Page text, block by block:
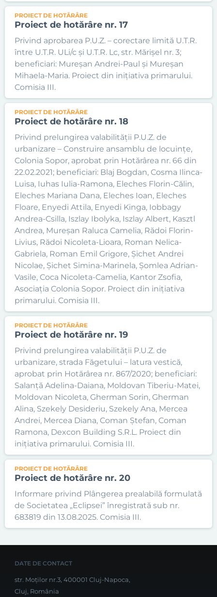
PROIECT DE HOTĂRÂRE
Proiect de hotărâre nr. 17
Privind aprobarea P.U.Z. – corectare limită U.T.R.
între U.T.R. ULi/c și U.T.R. Lc, str. Mărișel nr. 3;
beneficiari: Mureșan Andrei-Paul și Mureșan
Mihaela-Maria. Proiect din inițiativa primarului.
Comisia III.
PROIECT DE HOTĂRÂRE
Proiect de hotărâre nr. 18
Privind prelungirea valabilității P.U.Z. de
urbanizare – Construire ansamblu de locuințe,
Colonia Sopor, aprobat prin Hotărârea nr. 66 din
22.02.2021; beneficiari: Blaj Bogdan, Cosma Ilinca-
Luisa, Iuhas Iulia-Ramona, Eleches Florin-Călin,
Eleches Mariana Dana, Eleches Ioan, Eleches
Floare, Enyedi Attila, Enyedi Kinga, Iobbagy
Andrea-Csilla, Iszlay Ibolyka, Iszlay Albert, Kasztl
Andrea, Mureșan Raluca Camelia, Rădoi Florin-
Livius, Rădoi Nicoleta-Lioara, Roman Nelica-
Gabriela, Roman Emil Grigore, Șichet Andrei
Nicolae, Șichet Simina-Marinela, Șomlea Adrian-
Vasile, Coca Nicoleta-Camelia, Kantor Zsofia,
Asociația Colonia Sopor. Proiect din inițiativa
primarului. Comisia III.
PROIECT DE HOTĂRÂRE
Proiect de hotărâre nr. 19
Privind prelungirea valabilității P.U.Z. de
urbanizare, strada Făgetului – latura vestică,
aprobat prin Hotărârea nr. 867/2020; beneficiari:
Salanță Adelina-Daiana, Moldovan Tiberiu-Matei,
Moldovan Nicoleta, Gherman Sorin, Gherman
Alina, Szekely Desideriu, Szekely Ana, Mercea
Andrei, Mercea Diana, Coman Ștefan, Coman
Ramona, Dexcon Building S.R.L. Proiect din
inițiativa primarului. Comisia III.
PROIECT DE HOTĂRÂRE
Proiect de hotărâre nr. 20
Informare privind Plângerea prealabilă formulată
de Societatea „Eclipsei” înregistrată sub nr.
683819 din 13.08.2025. Comisia III.
DATE DE CONTACT
str. Moților nr.3, 400001 Cluj-Napoca,
Cluj, România